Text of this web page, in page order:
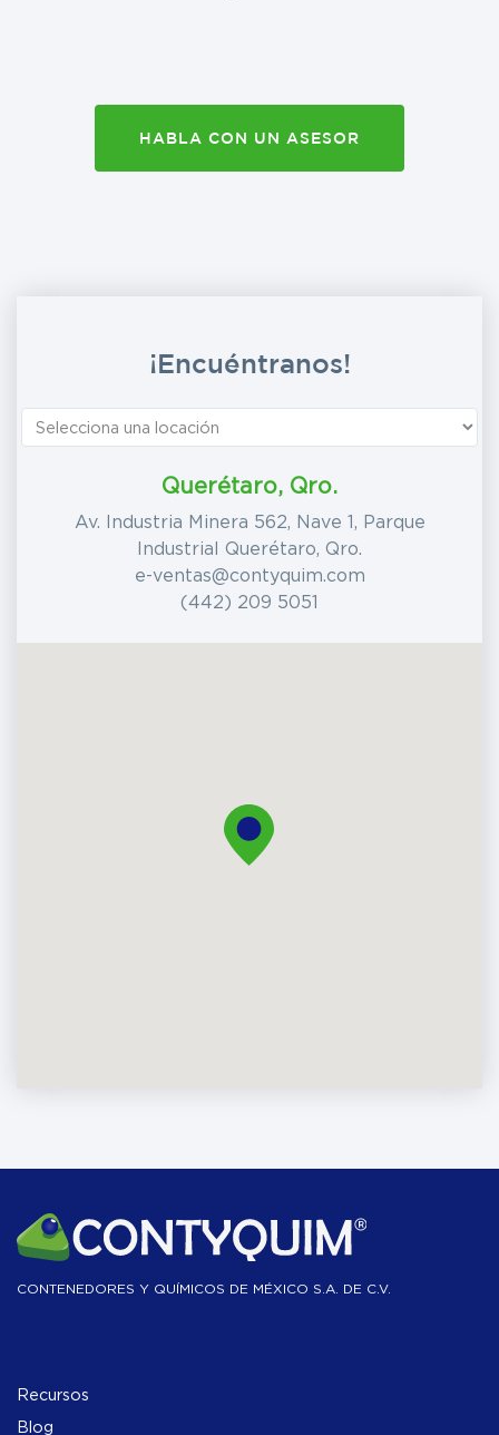
HABLA CON UN ASESOR
¡Encuéntranos!
Querétaro, Qro.
Av. Industria Minera 562, Nave 1, Parque
Industrial Querétaro, Qro.
e-ventas@contyquim.com
(442) 209 5051
CONTENEDORES Y QUÍMICOS DE MÉXICO S.A. DE C.V.
Recursos
Blog